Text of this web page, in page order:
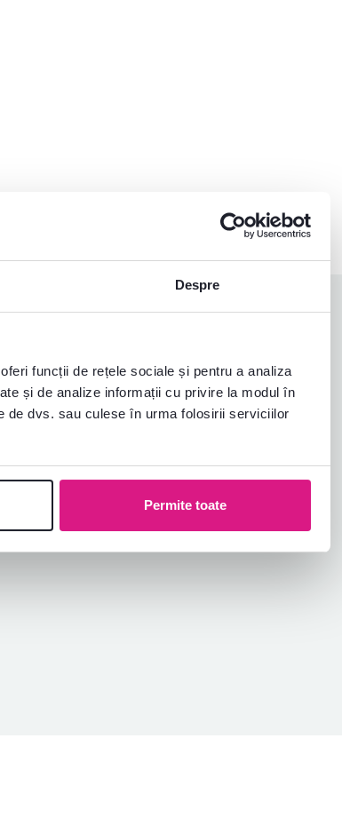
Despre
funcții de rețele sociale și pentru a analiza
și de analize informații cu privire la modul în
de dvs. sau culese în urma folosirii serviciilor
Permite toate
30.11.2023,
Bohdanovce
N/trnavou, Slovacia
verificată